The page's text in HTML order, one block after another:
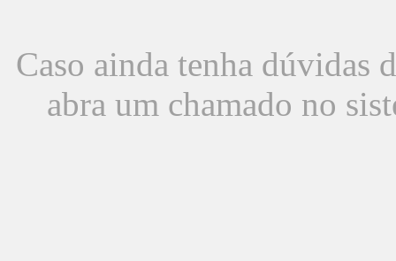
Caso ainda tenha dúvidas
abra um chamado no